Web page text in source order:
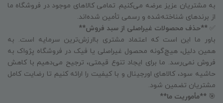
به مشتریان عزیز عرضه می‌کنیم. تمامی کالاهای موجود در فروشگاه ما
از برندهای شناخته‌شده و رسمی تأمین شده‌اند.
✅ **حذف محصولات غیراصلی از سبد فروش**
باور ما این است که اعتماد مشتری باارزش‌ترین سرمایه است. به
همین دلیل، هیچ‌گونه محصول غیراصلی یا فیک در فروشگاه پژواک به
فروش نمی‌رسد. ما برای ایجاد تنوع قیمتی، ترجیح می‌دهیم با کاهش
حاشیه سود، کالاهای اورجینال و با کیفیت را ارائه کنیم تا رضایت کامل
مشتریان تضمین شود.
🎯 **مأموریت ما**